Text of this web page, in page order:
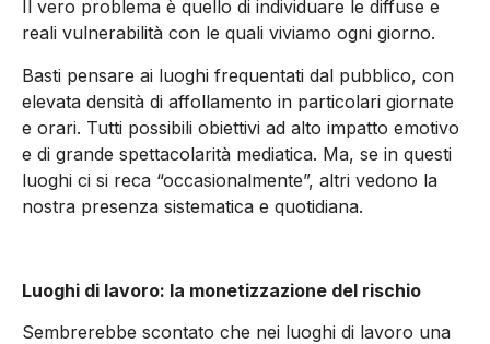
Il vero problema è quello di individuare le diffuse e
reali vulnerabilità con le quali viviamo ogni giorno.
Basti pensare ai luoghi frequentati dal pubblico, con
elevata densità di affollamento in particolari giornate
e orari. Tutti possibili obiettivi ad alto impatto emotivo
e di grande spettacolarità mediatica. Ma, se in questi
luoghi ci si reca “occasionalmente”, altri vedono la
nostra presenza sistematica e quotidiana.
Luoghi di lavoro: la monetizzazione del rischio
Sembrerebbe scontato che nei luoghi di lavoro una